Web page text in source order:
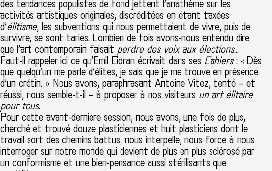
des tendances populistes de fond jettent l’anathème sur les
activités artistiques originales, discréditées en étant taxées
d’élitisme, les subventions qui nous permettaient de vivre, puis de
survivre, se sont taries. Combien de fois avons-nous entendu dire
que l’art contemporain faisait perdre des voix aux élections…
Faut-il rappeler ici ce qu’Emil Cioran écrivait dans ses Cahiers: « Dès
que quelqu’un me parle d’élites, je sais que je me trouve en présence
d’un crétin. » Nous avons, paraphrasant Antoine Vitez, tenté – et
réussi, nous semble-t-il – à proposer à nos visiteurs un art élitaire
pour tous.
Pour cette avant-dernière session, nous avons, une fois de plus,
cherché et trouvé douze plasticiennes et huit plasticiens dont le
travail sort des chemins battus, nous interpelle, nous force à nous
interroger sur notre monde qui devient de plus en plus sclérosé par
un conformisme et une bien-pensance aussi stérilisants que